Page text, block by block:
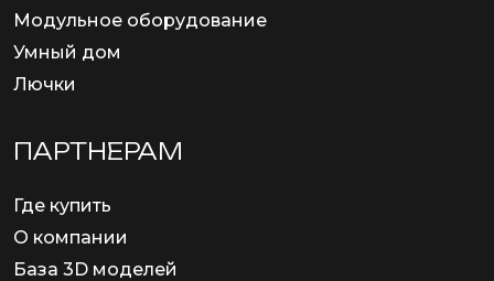
Модульное оборудование
Умный дом
Лючки
ПАРТНЕРАМ
Где купить
О компании
База 3D моделей